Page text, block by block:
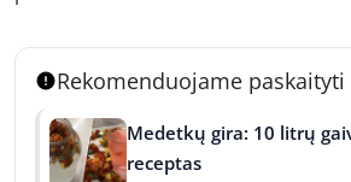
Rekomenduojame paskaityti
Medetkų gira: 10 litrų
receptas